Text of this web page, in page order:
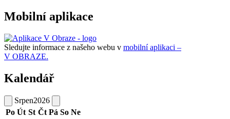
Mobilní aplikace
Sledujte informace z našeho webu v mobilní aplikaci –
V OBRAZE.
Kalendář
Srpen2026
Po Út St Čt Pá So Ne